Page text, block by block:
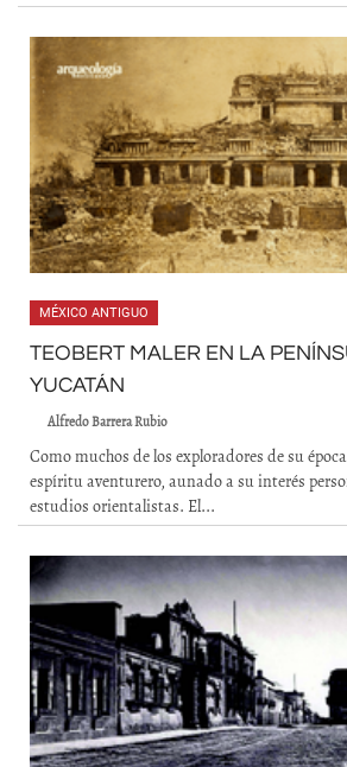
MÉXICO ANTIGUO
TEOBERT MALER EN LA
YUCATÁN
Alfredo Barrera Rubio
Como muchos de los exploradores de su
espíritu aventurero, aunado a su interés
estudios orientalistas. El...